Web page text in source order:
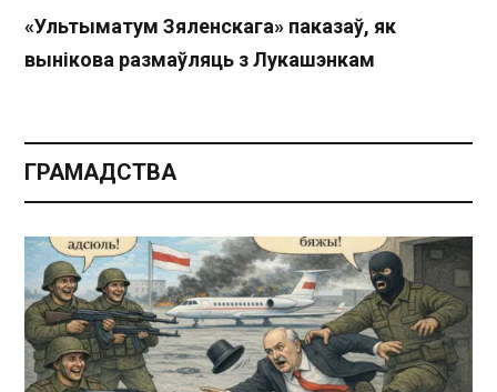
«Ультыматум Зяленскага» паказаў, як
вынікова размаўляць з Лукашэнкам
ГРАМАДСТВА